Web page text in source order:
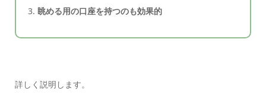
眺める用の口座を持つのも効果的
詳しく説明します。